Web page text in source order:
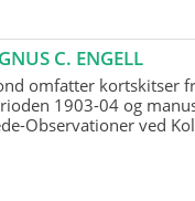
C. ENGELL
omfatter kortskitser
1903-04 og
Observationer ved